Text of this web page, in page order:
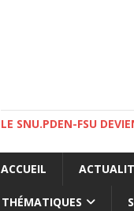
LE SNU.PDEN-FSU
ACCUEIL
THÉMATIQUES